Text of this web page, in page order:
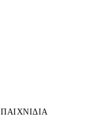
ΠΑΙΧΝΙΔΙΑ